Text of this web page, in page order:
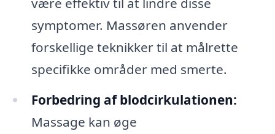
symptomer. Massøren anvender
forskellige teknikker til at målrette
specifikke områder med smerte.
Forbedring af blodcirkulationen:
Massage kan øge